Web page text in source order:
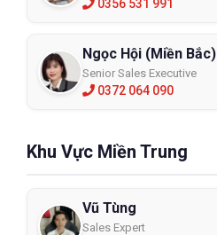
0356 531 991
Ngọc Hội (Miền Bắc)
Senior Sales Executive
0372 064 090
Khu Vực Miền Trung
Vũ Tùng
Sales Expert